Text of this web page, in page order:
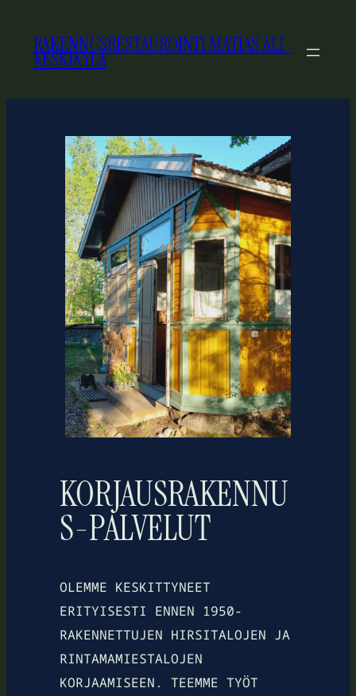
SISÄLTÖÖN
RAKENNUSRESTAUROINTI MATIAS ALI-
KESKIKYLÄ
KORJAUSRAKENNU
S-PALVELUT
OLEMME KESKITTYNEET
ERITYISESTI ENNEN 1950-
RAKENNETTUJEN HIRSITALOJEN JA
RINTAMAMIESTALOJEN
KORJAAMISEEN. TEEMME TYÖT